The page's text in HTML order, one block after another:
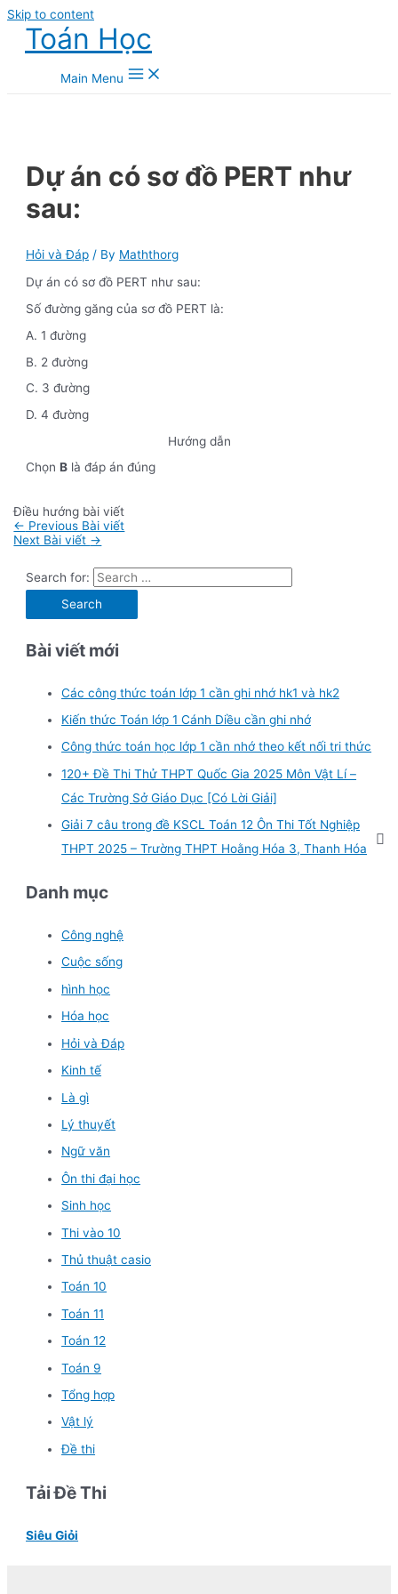
Skip to content
Toán Học
Main Menu
Dự án có sơ đồ PERT như
sau:
Hỏi và Đáp / By Maththorg
Dự án có sơ đồ PERT như sau:
Số đường găng của sơ đồ PERT là:
A. 1 đường
B. 2 đường
C. 3 đường
D. 4 đường
Hướng dẫn
ChọnB là đáp án đúng
Điều hướng bài viết
← Previous Bài viết
Next Bài viết →
Search for:
Bài viết mới
Các công thức toán lớp 1 cần ghi nhớ hk1 và hk2
Kiến thức Toán lớp 1 Cánh Diều cần ghi nhớ
Công thức toán học lớp 1 cần nhớ theo kết nối tri thức
120+ Đề Thi Thử THPT Quốc Gia 2025 Môn Vật Lí –
Các Trường Sở Giáo Dục [Có Lời Giải]
Giải 7 câu trong đề KSCL Toán 12 Ôn Thi Tốt Nghiệp
THPT 2025 – Trường THPT Hoằng Hóa 3, Thanh Hóa
Danh mục
Công nghệ
Cuộc sống
hình học
Hóa học
Hỏi và Đáp
Kinh tế
Là gì
Lý thuyết
Ngữ văn
Ôn thi đại học
Sinh học
Thi vào 10
Thủ thuật casio
Toán 10
Toán 11
Toán 12
Toán 9
Tổng hợp
Vật lý
Đề thi
Tải Đề Thi
Siêu Giỏi